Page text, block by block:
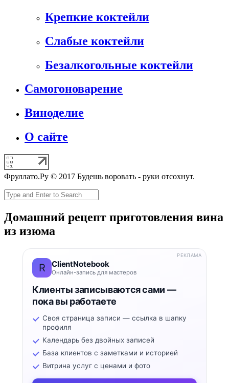
Крепкие коктейли
Слабые коктейли
Безалкогольные коктейли
Самогоноварение
Виноделие
О сайте
Фруллато.Ру © 2017 Будешь воровать - руки отсохнут.
Домашний рецепт приготовления вина
из изюма
R ClientNotebook
Онлайн-запись для мастеров
Клиенты записываются сами —
пока вы работаете
Своя страница записи — ссылка в шапку
профиля
Календарь без двойных записей
База клиентов с заметками и историей
Витрина услуг с ценами и фото
РЕКЛАМА